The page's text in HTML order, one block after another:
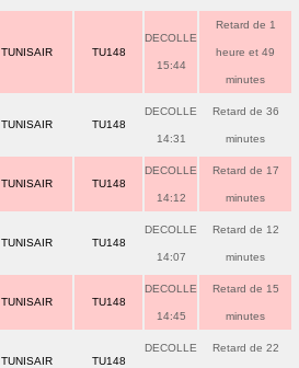
TUNISAIR TU148
DECOLLE
15:44
Retard de 1
heure et 49
minutes
TUNISAIR TU148
DECOLLE
14:31
Retard de 36
minutes
TUNISAIR TU148
DECOLLE
14:12
Retard de 17
minutes
TUNISAIR TU148
DECOLLE
14:07
Retard de 12
minutes
TUNISAIR TU148
DECOLLE
14:45
Retard de 15
minutes
TUNISAIR TU148
DECOLLE Retard de 22